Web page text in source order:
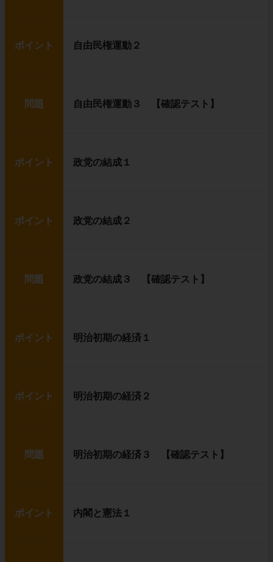
ポイント 自由民権運動２
問題 自由民権運動３ 【確認テスト】
ポイント 政党の結成１
ポイント 政党の結成２
問題 政党の結成３ 【確認テスト】
ポイント 明治初期の経済１
ポイント 明治初期の経済２
問題 明治初期の経済３ 【確認テスト】
ポイント 内閣と憲法１